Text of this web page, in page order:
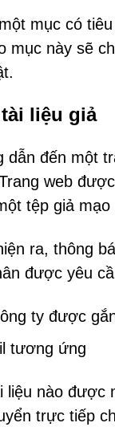
mục có
mục này sẽ
liệu giả
dẫn đến một
web
tệp giả
ra, thông
được yêu
ty được
tương ứng
liệu nào được
trực tiếp